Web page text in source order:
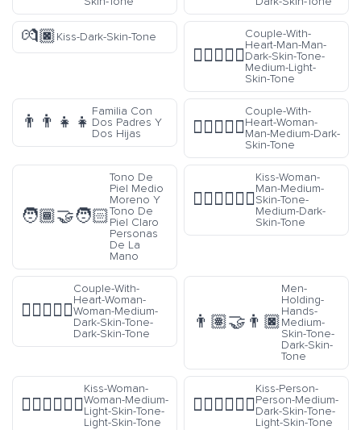
💏🏿Kiss-Dark-Skin-Tone
👨🏿‍❤️‍👨🏼
Couple-With-
Heart-Man-Man-
Dark-Skin-Tone-
Medium-Light-
Skin-Tone
👨‍👨‍👧‍👧
Familia Con
Dos Padres Y
Dos Hijas
👩🏾‍❤️‍👨🏾
Couple-With-
Heart-Woman-
Man-Medium-Dark-
Skin-Tone
🧑🏾‍🤝‍🧑🏻
Tono De
Piel Medio
Moreno Y
Tono De
Piel Claro
Personas
De La
Mano
👩🏽‍❤️‍💋‍👨🏾
Kiss-Woman-
Man-Medium-
Skin-Tone-
Medium-Dark-
Skin-Tone
👩🏾‍❤️‍👩🏿
Couple-With-
Heart-Woman-
Woman-Medium-
Dark-Skin-Tone-
Dark-Skin-Tone
👨🏽‍🤝‍👨🏿
Men-
Holding-
Hands-
Medium-
Skin-Tone-
Dark-Skin-
Tone
👩🏼‍❤️‍💋‍👩🏻
Kiss-Woman-
Woman-Medium-
Light-Skin-Tone-
Light-Skin-Tone
🧑🏾‍❤️‍💋‍🧑🏻
Kiss-Person-
Person-Medium-
Dark-Skin-Tone-
Light-Skin-Tone